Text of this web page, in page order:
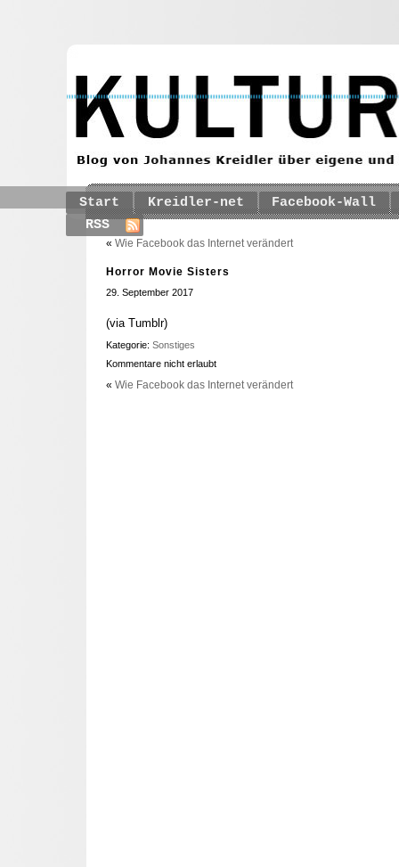
Start Kreidler-net
Facebook-Wall
RSS
« Wie Facebook das Internet verändert
Horror Movie Sisters
29. September 2017
(via Tumblr)
Kategorie: Sonstiges
Kommentare nicht erlaubt
« Wie Facebook das Internet verändert